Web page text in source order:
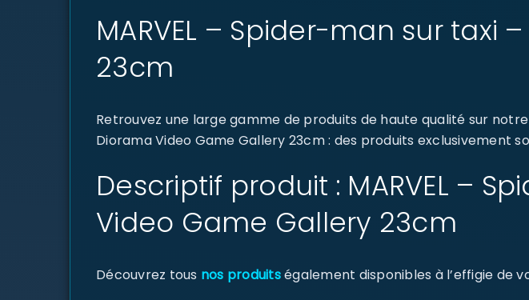
MARVEL – Spider-man sur taxi
23cm
Retrouvez une large gamme de produits de haute qualité sur
Diorama Video Game Gallery 23cm : des produits exclusivement
Descriptif produit : MARVEL –
Video Game Gallery 23cm
Découvrez tous nos produitségalement disponibles à l’effigie de